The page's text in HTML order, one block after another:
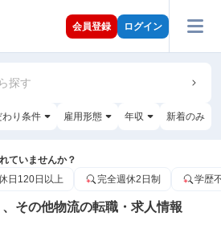
会員登録 ログイン
探す
わり条件 雇用形態 年収 新着のみ
ていませんか？
日120日以上 完全週休2日制 学歴
その他物流の転職・求人情報